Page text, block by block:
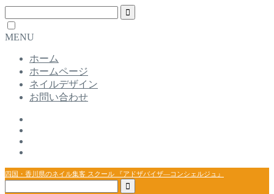
MENU
ホーム
ホームページ
ネイルデザイン
お問い合わせ
四国・香川県のネイル集客 スクール 『アドザバイザ―コンシェルジュ』